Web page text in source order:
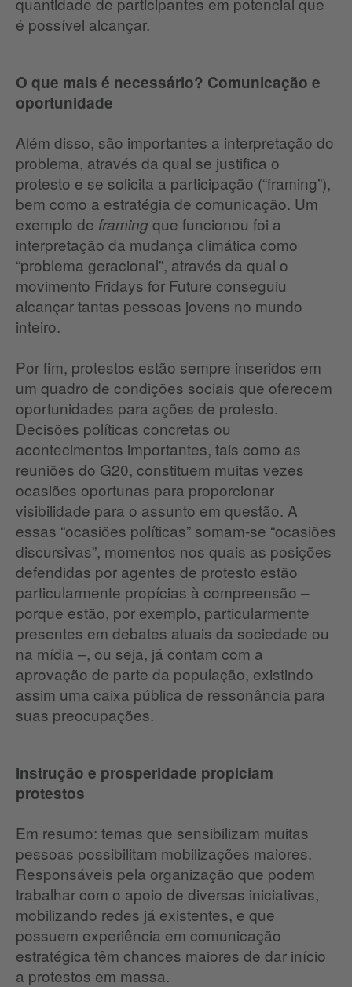
é possível alcançar.
O que mais é necessário? Comunicação e
oportunidade
Além disso, são importantes a interpretação do
problema, através da qual se justifica o
protesto e se solicita a participação (“framing”),
bem como a estratégia de comunicação. Um
exemplo de framing que funcionou foi a
interpretação da mudança climática como
“problema geracional”, através da qual o
movimento Fridays for Future conseguiu
alcançar tantas pessoas jovens no mundo
inteiro.
Por fim, protestos estão sempre inseridos em
um quadro de condições sociais que oferecem
oportunidades para ações de protesto.
Decisões políticas concretas ou
acontecimentos importantes, tais como as
reuniões do G20, constituem muitas vezes
ocasiões oportunas para proporcionar
visibilidade para o assunto em questão. A
essas “ocasiões políticas” somam-se “ocasiões
discursivas”, momentos nos quais as posições
defendidas por agentes de protesto estão
particularmente propícias à compreensão –
porque estão, por exemplo, particularmente
presentes em debates atuais da sociedade ou
na mídia –, ou seja, já contam com a
aprovação de parte da população, existindo
assim uma caixa pública de ressonância para
suas preocupações.
Instrução e prosperidade propiciam
protestos
Em resumo: temas que sensibilizam muitas
pessoas possibilitam mobilizações maiores.
Responsáveis pela organização que podem
trabalhar com o apoio de diversas iniciativas,
mobilizando redes já existentes, e que
possuem experiência em comunicação
estratégica têm chances maiores de dar início
a protestos em massa.